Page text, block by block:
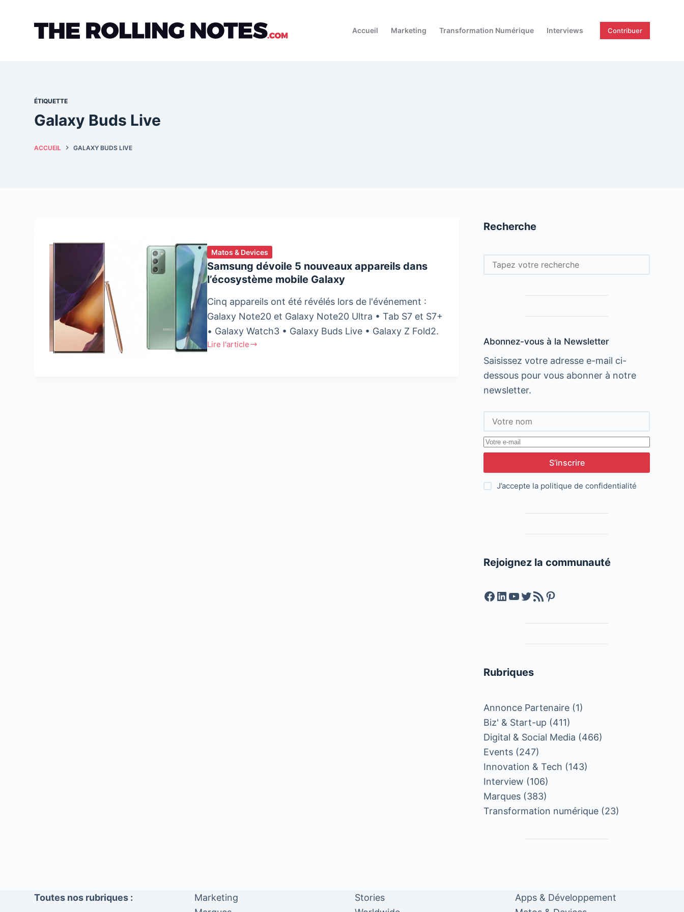
Accueil Marketing Transformation Numérique Interviews Contribuer
ÉTIQUETTE
Galaxy Buds Live
ACCUEIL GALAXY BUDS LIVE
Matos & Devices
Samsung dévoile 5 nouveaux appareils dans
l’écosystème mobile Galaxy
Cinq appareils ont été révélés lors de l'événement :
Galaxy Note20 et Galaxy Note20 Ultra • Tab S7 et S7+
• Galaxy Watch3 • Galaxy Buds Live • Galaxy Z Fold2.
Lire l'article
Samsung
Recherche
Rechercher
Abonnez-vous à la Newsletter
Saisissez votre adresse e-mail ci-
dessous pour vous abonner à notre
newsletter.
S’inscrire
J’accepte la politique de confidentialité
Rejoignez la communauté
Facebook
LinkedIn
YouTube
Twitter
Feed RSSPinterest
Rubriques
Annonce Partenaire (1)
Biz' & Start-up (411)
Digital & Social Media (466)
Events (247)
Innovation & Tech (143)
Interview (106)
Marques (383)
Transformation numérique (23)
Toutes nos rubriques :
Marketing
Stories
Apps & Développement